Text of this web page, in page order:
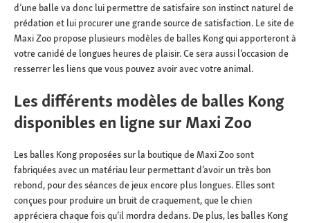
d’une balle va donc lui permettre de satisfaire son instinct naturel de
prédation et lui procurer une grande source de satisfaction. Le site de
Maxi Zoo propose plusieurs modèles de balles Kong qui apporteront à
votre canidé de longues heures de plaisir. Ce sera aussi l’occasion de
resserrer les liens que vous pouvez avoir avec votre animal.
Les différents modèles de balles Kong
disponibles en ligne sur Maxi Zoo
Les balles Kong proposées sur la boutique de Maxi Zoo sont
fabriquées avec un matériau leur permettant d’avoir un très bon
rebond, pour des séances de jeux encore plus longues. Elles sont
conçues pour produire un bruit de craquement, que le chien
appréciera chaque fois qu’il mordra dedans. De plus, les balles Kong